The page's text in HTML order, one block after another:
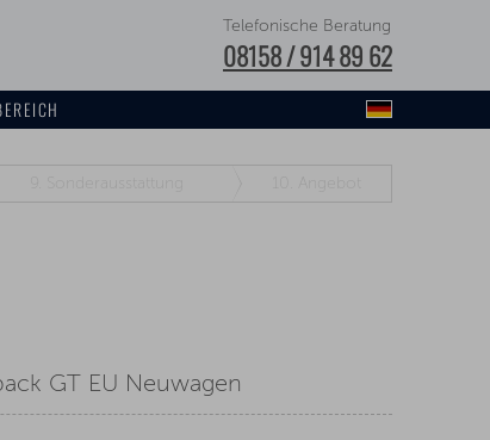
Telefonische Beratung
08158 / 914 89 62
GT EU Neuwagen